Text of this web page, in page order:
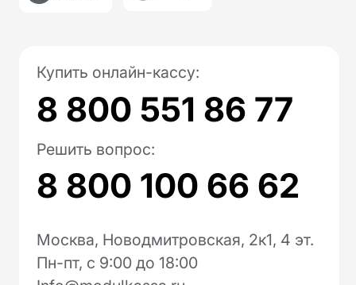
Облачная касса на один чек
Облачная касса
Для такси
Для кафе и ресторанов
Для сфер услуг
Для интернет-магазина
Для видов бизнеса